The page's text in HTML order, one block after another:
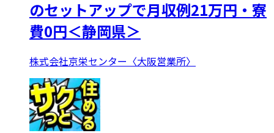
のセットアップで月収例21万円・寮
費0円＜静岡県＞
株式会社京栄センター〈大阪営業所〉